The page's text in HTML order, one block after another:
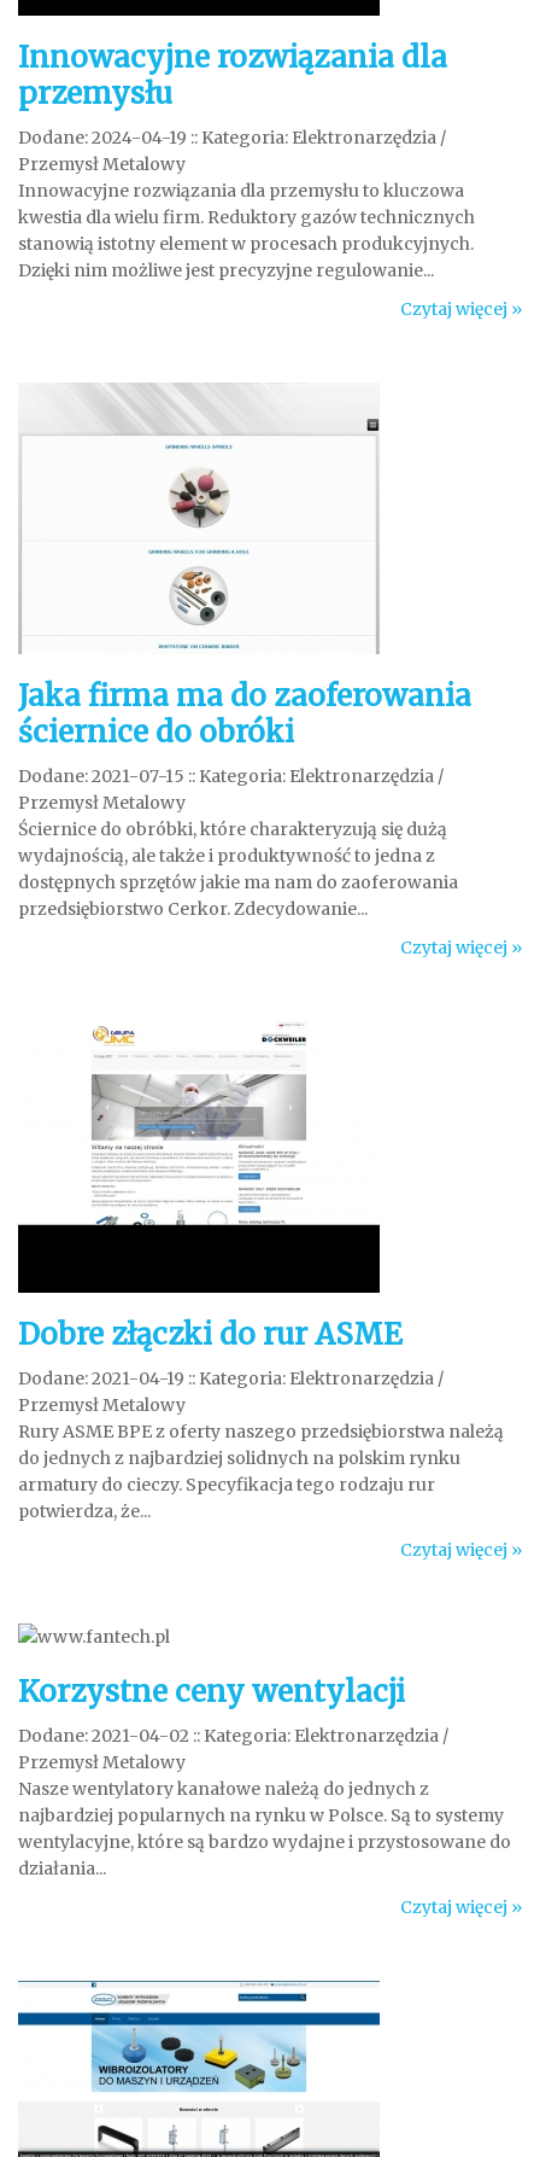
Innowacyjne rozwiązania dla
przemysłu
Dodane: 2024-04-19 :: Kategoria: Elektronarzędzia /
Przemysł Metalowy
Innowacyjne rozwiązania dla przemysłu to kluczowa
kwestia dla wielu firm. Reduktory gazów technicznych
stanowią istotny element w procesach produkcyjnych.
Dzięki nim możliwe jest precyzyjne regulowanie...
Czytaj więcej »
Jaka firma ma do zaoferowania
ściernice do obróki
Dodane: 2021-07-15 :: Kategoria: Elektronarzędzia /
Przemysł Metalowy
Ściernice do obróbki, które charakteryzują się dużą
wydajnością, ale także i produktywność to jedna z
dostępnych sprzętów jakie ma nam do zaoferowania
przedsiębiorstwo Cerkor. Zdecydowanie...
Czytaj więcej »
Dobre złączki do rur ASME
Dodane: 2021-04-19 :: Kategoria: Elektronarzędzia /
Przemysł Metalowy
Rury ASME BPE z oferty naszego przedsiębiorstwa należą
do jednych z najbardziej solidnych na polskim rynku
armatury do cieczy. Specyfikacja tego rodzaju rur
potwierdza, że...
Czytaj więcej »
Korzystne ceny wentylacji
Dodane: 2021-04-02 :: Kategoria: Elektronarzędzia /
Przemysł Metalowy
Nasze wentylatory kanałowe należą do jednych z
najbardziej popularnych na rynku w Polsce. Są to systemy
wentylacyjne, które są bardzo wydajne i przystosowane do
działania...
Czytaj więcej »